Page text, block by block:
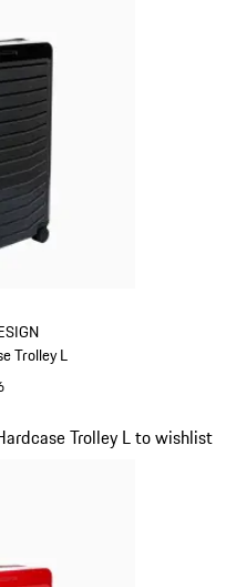
Trolley L
Trolley L to wishlist